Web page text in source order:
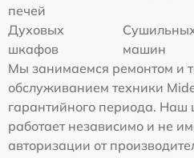
печей
Духовых
шкафов
машин
Мы занимаемся ремонтом и
обслуживанием техники
гарантийного периода. Наш
работает независимо и не
авторизации от